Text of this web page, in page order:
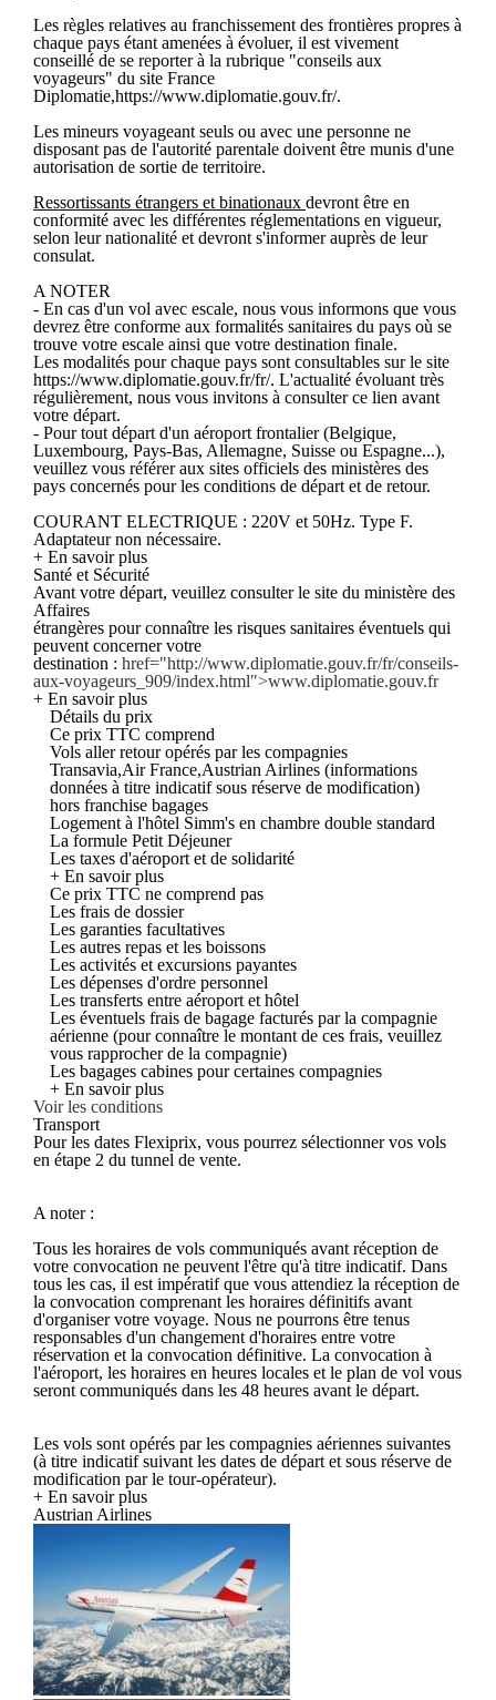
Les règles relatives au franchissement des frontières propres à
chaque pays étant amenées à évoluer, il est vivement
conseillé de se reporter à la rubrique "conseils aux
voyageurs" du site France
Diplomatie,https://www.diplomatie.gouv.fr/.
Les mineurs voyageant seuls ou avec une personne ne
disposant pas de l'autorité parentale doivent être munis d'une
autorisation de sortie de territoire.
Ressortissants étrangers et binationaux devront être en
conformité avec les différentes réglementations en vigueur,
selon leur nationalité et devront s'informer auprès de leur
consulat.
A NOTER
- En cas d'un vol avec escale, nous vous informons que vous
devrez être conforme aux formalités sanitaires du pays où se
trouve votre escale ainsi que votre destination finale.
Les modalités pour chaque pays sont consultables sur le site
https://www.diplomatie.gouv.fr/fr/. L'actualité évoluant très
régulièrement, nous vous invitons à consulter ce lien avant
votre départ.
- Pour tout départ d'un aéroport frontalier (Belgique,
Luxembourg, Pays-Bas, Allemagne, Suisse ou Espagne...),
veuillez vous référer aux sites officiels des ministères des
pays concernés pour les conditions de départ et de retour.
COURANT ELECTRIQUE : 220V et 50Hz. Type F.
Adaptateur non nécessaire.
+ En savoir plus
Santé et Sécurité
Avant votre départ, veuillez consulter le site du ministère des
Affaires
étrangères pour connaître les risques sanitaires éventuels qui
peuvent concerner votre
destination : href="http://www.diplomatie.gouv.fr/fr/conseils-
aux-voyageurs_909/index.html">www.diplomatie.gouv.fr
+ En savoir plus
Détails du prix
Ce prix TTC comprend
Vols aller retour opérés par les compagnies
Transavia,Air France,Austrian Airlines (informations
données à titre indicatif sous réserve de modification)
hors franchise bagages
Logement à l'hôtel Simm's en chambre double standard
La formule Petit Déjeuner
Les taxes d'aéroport et de solidarité
+ En savoir plus
Ce prix TTC ne comprend pas
Les frais de dossier
Les garanties facultatives
Les autres repas et les boissons
Les activités et excursions payantes
Les dépenses d'ordre personnel
Les transferts entre aéroport et hôtel
Les éventuels frais de bagage facturés par la compagnie
aérienne (pour connaître le montant de ces frais, veuillez
vous rapprocher de la compagnie)
Les bagages cabines pour certaines compagnies
+ En savoir plus
Voir les conditions
Transport
Pour les dates Flexiprix, vous pourrez sélectionner vos vols
en étape 2 du tunnel de vente.
A noter :
Tous les horaires de vols communiqués avant réception de
votre convocation ne peuvent l'être qu'à titre indicatif. Dans
tous les cas, il est impératif que vous attendiez la réception de
la convocation comprenant les horaires définitifs avant
d'organiser votre voyage. Nous ne pourrons être tenus
responsables d'un changement d'horaires entre votre
réservation et la convocation définitive. La convocation à
l'aéroport, les horaires en heures locales et le plan de vol vous
seront communiqués dans les 48 heures avant le départ.
Les vols sont opérés par les compagnies aériennes suivantes
(à titre indicatif suivant les dates de départ et sous réserve de
modification par le tour-opérateur).
+ En savoir plus
Austrian Airlines